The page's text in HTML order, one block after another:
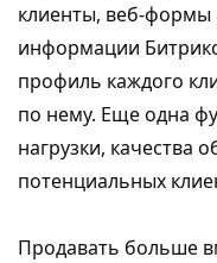
клиенты, веб-формы
информации
профиль каждого
по нему. Еще одна
нагрузки, качества
потенциальных
Продавать больше